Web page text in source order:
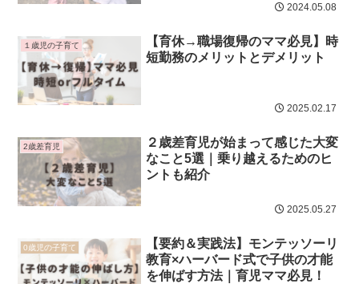
2024.05.08
１歳児の子育て
【育休→職場復帰のママ必見】時
短勤務のメリットとデメリット
2025.02.17
2歳差育児
２歳差育児が始まって感じた大変
なこと5選｜乗り越えるためのヒ
ントも紹介
2025.05.27
0歳児の子育て
【要約＆実践法】モンテッソーリ
教育×ハーバード式で子供の才能
を伸ばす方法｜育児ママ必見！